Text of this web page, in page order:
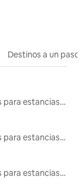
Destinos a un
Alojamientos para estancias largas
Alojamientos para estancias largas
Alojamientos para estancias largas